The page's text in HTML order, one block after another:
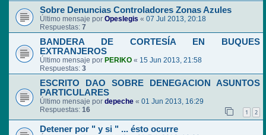
Sobre Denuncias Controladores Zonas Azules
Último mensaje por Opeslegis « 07 Jul 2013, 20:18
Respuestas: 7
BANDERA DE CORTESÍA EN BUQUES
EXTRANJEROS
Último mensaje por PERIKO « 15 Jun 2013, 21:58
Respuestas: 3
ESCRITO DAO SOBRE DENEGACION ASUNTOS
PARTICULARES
Último mensaje por depeche « 01 Jun 2013, 16:29
Respuestas: 16 1 2
Detener por " y si " ... ésto ocurre